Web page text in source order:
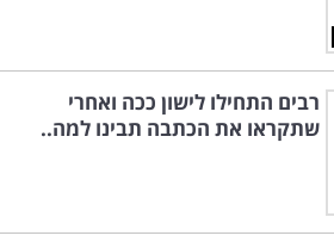
רבים התחילו לישון ככה ואחרי
שתקראו את הכתבה תבינו למה..